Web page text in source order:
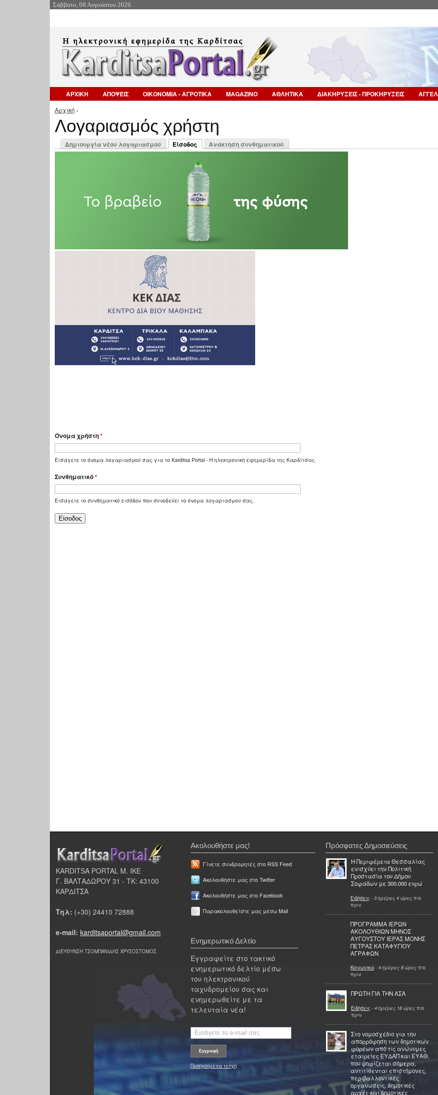
Σάββατο, 08 Αυγούστου 2026
ΑΡΧΙΚΗ ΑΠΟΨΕΙΣ ΟΙΚΟΝΟΜΙΑ - ΑΓΡΟΤΙΚΑ MAGAZINO ΑΘΛΗΤΙΚΑ ΔΙΑΚΗΡΥΞΕΙΣ - ΠΡΟΚΗΡΥΞΕΙΣ
Είστε εδώ
Αρχική ›
Λογαριασμός χρήστη
Πρωτεύουσες καρτέλες
Δημιουργία νέου λογαριασμού
Είσοδος
(ενεργή καρτέλα)
Ανάκτηση συνθηματικού
Όνομα χρήστη*
Εισάγετε το όνομα λογαριασμού σας για το Karditsa Portal - Η ηλεκτρονική εφημερίδα της Καρδίτσας.
Συνθηματικό*
Εισάγετε το συνθηματικό εισόδου που συνοδεύει το όνομα λογαριασμού σας.
KARDITSA PORTAL Μ. ΙΚΕ
Γ. ΒΑΛΤΑΔΩΡΟΥ 31 - ΤΚ: 43100
ΚΑΡΔΙΤΣΑ
Τηλ: (+30) 24410 72888
e-mail: karditsaportal@gmail.com
ΔΙΕΥΘΥΝΣΗ ΤΣΟΜΠΑΝΙΔΗΣ ΧΡΥΣΟΣΤΟΜΟΣ
Ακολουθήστε μας!
Γίνετε συνδρομητές στο RSS Feed
Ακολουθήστε μας στο Twitter
Ακολουθήστε μας στο Facebook
Παρακολουθείστε μας μέσω Mail
Ενημερωτικό Δελτίο
Εγγραφείτε στο τακτικό
ενημερωτικό δελτίο μέσω
του ηλεκτρονικού
ταχυδρομείου σας και
ενημερωθείτε με τα
τελευταία νέα!
Προηγούμενα τεύχη
Πρόσφατες Δημοσιεύσεις
Η Περιφέρεια Θεσσαλίας
ενισχύει την Πολιτική
Προστασία του Δήμου
Σοφάδων με 300.000 ευρώ
Ειδήσεις - 3 ημέρες 4 ώρες πιο
πριν
ΠΡΟΓΡΑΜΜΑ ΙΕΡΩΝ
ΑΚΟΛΟΥΘΙΩΝ ΜΗΝΟΣ
ΑΥΓΟΥΣΤΟΥ ΙΕΡΑΣ ΜΟΝΗΣ
ΠΕΤΡΑΣ ΚΑΤΑΦΥΓΙΟΥ
ΑΓΡΑΦΩΝ
Κοινωνικά - 4 ημέρες 8 ώρες πιο
πριν
ΠΡΩΤΗ ΓΙΑ ΤΗΝ ΑΣΑ
Ειδήσεις - 4 ημέρες 18 ώρες πιο
πριν
Στο νομοσχέδιο για την
απορρόφηση των δημοτικών
φορέων από τις ανώνυμες
εταιρείες ΕΥΔΑΠ και ΕΥΑΘ,
που ψηφίζεται σήμερα,
αντιτίθενται επιστήμονες,
περιβαλλοντικές
οργανώσεις, δημοτικές
αρχές και δημοτικές